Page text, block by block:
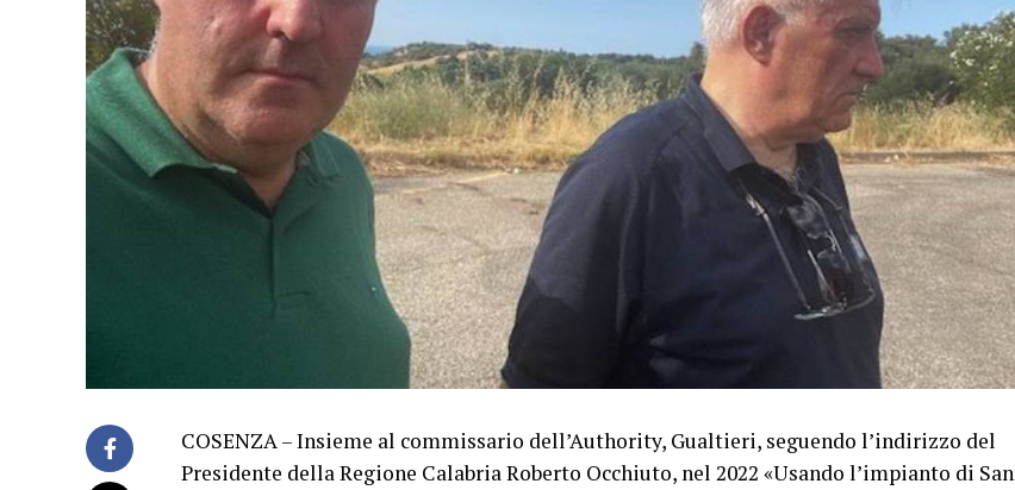
COSENZA – Insieme al commissario dell’Authority, Gualtieri, seguendo l’indirizzo del
Presidente della Regione Calabria Roberto Occhiuto, nel 2022 «Usando l’impianto di San